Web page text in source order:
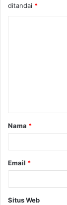
ditandai *
a
r
Nama *
Email *
Situs Web